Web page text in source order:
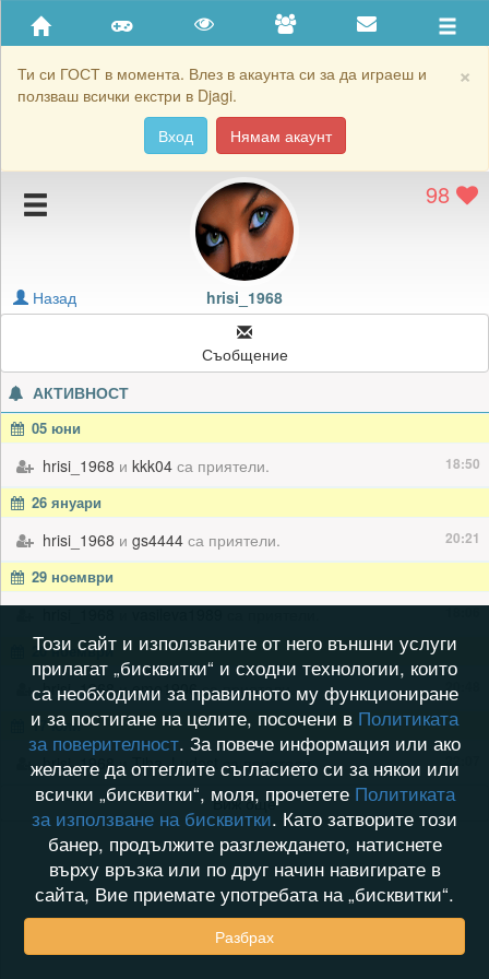
×
Ти си ГОСТ в момента. Влез в акаунта си за да играеш и
ползваш всички екстри в Djagi.
Вход
Нямам акаунт
Приятели
Хронология на игри
Подаръците на hrisi_1968
Картичките на hrisi_1968
Блокирай hrisi_1968
98
hrisi_1968
Назад
Съобщение
АКТИВНОСТ
05 юни
hrisi_1968 и kkk04 са приятели. 18:50
26 януари
hrisi_1968 и gs4444 са приятели. 20:21
29 ноември
18:06
20 ноември
hrisi_1968иemo1906са приятели. 20:48
17 юли
hrisi_1968и Tiha_Ludost са приятели.
Виж още
Този сайт и използваните от него външни услуги
прилагат „бисквитки“ и сходни технологии, които
са необходими за правилното му функциониране
и за постигане на целите, посочени в Политиката
за поверителност. За повече информация или ако
желаете да оттеглите съгласието си за някои или
всички „бисквитки“, моля, прочетете Политиката
за използване на бисквитки. Като затворите този
банер, продължите разглеждането, натиснете
върху връзка или по друг начин навигирате в
сайта, Вие приемате употребата на „бисквитки“.
Разбрах